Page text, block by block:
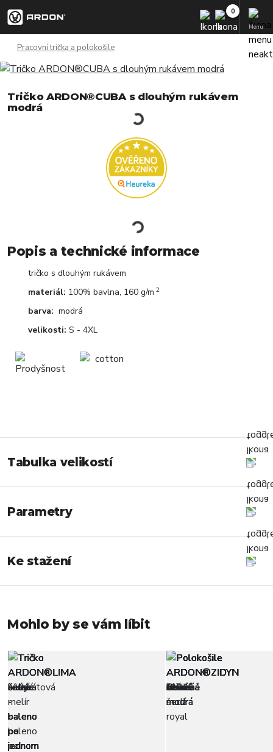
Menu
Pracovní trička a polokošile
Tričko ARDON®CUBA s dlouhým rukávem
modrá
Popis a technické informace
tričko s dlouhým rukávem
materiál: 100% bavlna, 160 g/m 2
barva: modrá
velikosti: S - 4XL
Tabulka velikostí
Parametry
Ke stažení
Mohlo by se vám líbit